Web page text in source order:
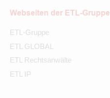
Webseiten der ETL-Gruppe
ETL-Gruppe
ETL GLOBAL
ETL Rechtsanwälte
ETL IP